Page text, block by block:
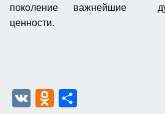
поколение важнейшие
ценности.